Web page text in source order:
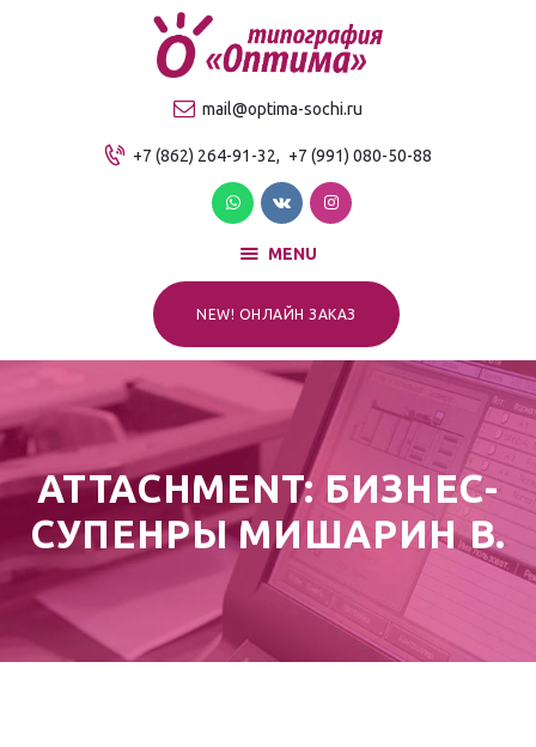
mail@optima-sochi.ru
+7 (862) 264-91-32, +7 (991) 080-50-88
MENU
NEW! ОНЛАЙН ЗАКАЗ
ATTACHMENT: БИЗНЕС-
СУПЕНРЫ МИШАРИН В.
Качественная типография в Сочи
О компании
Продукция
Услуги
Прайс-лист
Для клиентов